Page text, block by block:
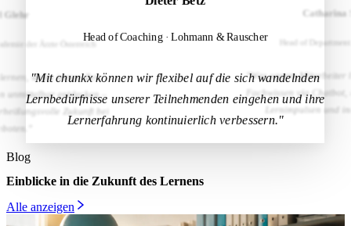
Head of Coaching · Lohmann & Rauscher
"Mit chunkx können wir flexibel auf die sich wandelnden
Lernbedürfnisse unserer Teilnehmenden eingehen und ihre
Lernerfahrung kontinuierlich verbessern."
Catharina
Head of
"Was unsere
Fachwissen via
Lernimpulsen und
Melitta Group
Michael Behr
Leiter Prävention bei der NADA
Glehr
der Ärzte Österreich
wann immer Zeit
unmittelbar entdecken –
Zukunft bei
Blog
Einblicke in die Zukunft des Lernens
Alle anzeigen